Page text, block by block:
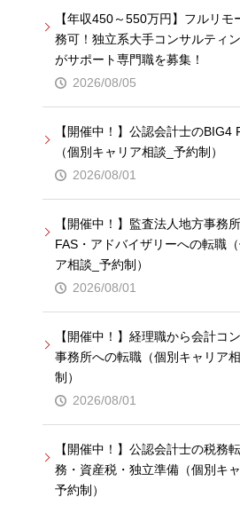
【年収450～550万円】フルリモ
務可！独立系大手コンサルティ
がサポート専門職を募集！
2026/08/05
【開催中！】公認会計士のBIG4
（個別キャリア相談_予約制）
2026/08/01
【開催中！】監査法人地方事務
FAS・アドバイザリーへの転職
ア相談_予約制）
2026/08/01
【開催中！】経理職から会計コ
事務所への転職（個別キャリア
制）
2026/08/01
【開催中！】公認会計士の税務
務・資産税・独立準備（個別キャ
予約制）